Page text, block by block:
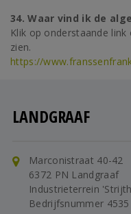
34. Waar vind ik de
Klik op onderstaande
zien.
https://
LANDGRAAF
Marconistraat 40-42
6372 PN Landgraaf
Industrieterrein
Bedrijfsnummer 4535